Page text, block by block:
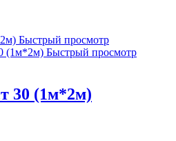
Быстрый просмотр
Быстрый просмотр
30 (1м*2м)